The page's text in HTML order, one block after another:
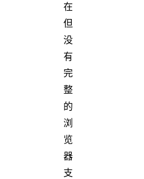
在
但
没
有
完
整
的
浏
览
器
支